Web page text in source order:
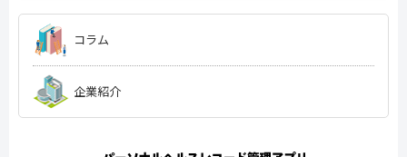
コラム
企業紹介